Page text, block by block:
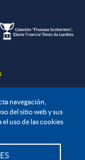
navegación,
del sitio web y sus
el uso de las cookies